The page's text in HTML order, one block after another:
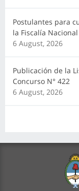
Postulantes para
la Fiscalía
6 August, 2026
Publicación de la
Concurso N° 422
6 August, 2026